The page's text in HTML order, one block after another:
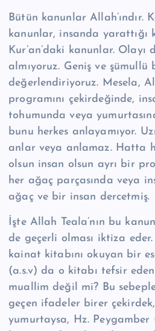
Bütün kanunlar Allah’ındır.
kanunlar, insanda yarattığı
Kur’an’daki kanunlar. Olayı
almıyoruz. Geniş ve şümullü
değerlendiriyoruz. Mesela,
programını çekirdeğinde,
tohumunda veya
bunu herkes anlayamıyor.
anlar veya anlamaz. Hatta
olsun insan olsun ayrı bir
her ağaç parçasında veya
ağaç ve bir insan dercetmiş.
İşte Allah Teala’nın bu
de geçerli olması iktiza
kainat kitabını okuyan bir
(a.s.v) da o kitabı tefsir
muallim değil mi? Bu
geçen ifadeler birer
yumurtaysa, Hz. Peygamber